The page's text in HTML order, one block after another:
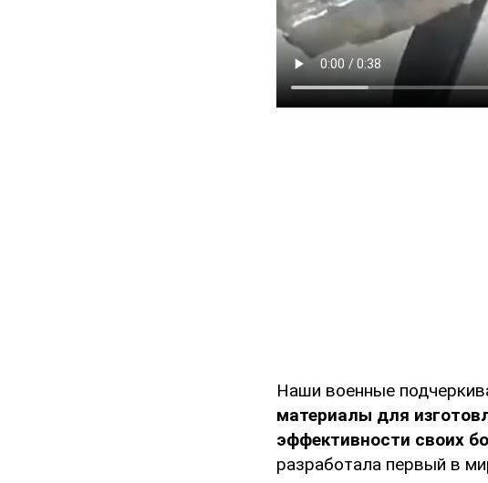
Наши военные
материалы для
эффективности своих
разработала первый в